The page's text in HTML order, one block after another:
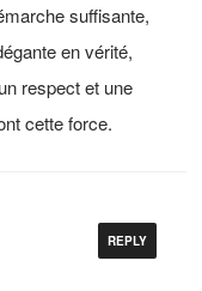
suffisante,
en vérité,
respect et une
cette force.
REPLY